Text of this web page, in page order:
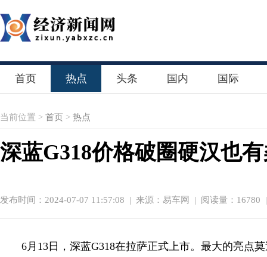
首页 热点 头条 国内 国际
当前位置 > 首页 > 热点
深蓝G318价格破圈硬汉也
发布时间：2024-07-07 11:57:08 | 来源：易车网 | 阅读量：
6月13日，深蓝G318在拉萨正式上市。最大的亮点